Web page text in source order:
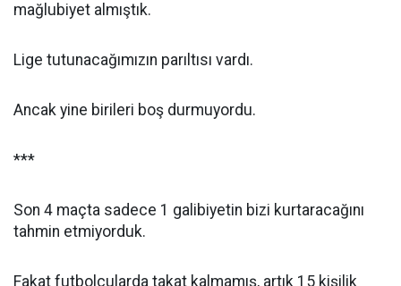
mağlubiyet almıştık.
Lige tutunacağımızın parıltısı vardı.
Ancak yine birileri boş durmuyordu.
***
Son 4 maçta sadece 1 galibiyetin bizi kurtaracağını
tahmin etmiyorduk.
Fakat futbolcularda takat kalmamış, artık 15 kişilik